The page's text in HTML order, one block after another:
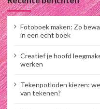
e
n
g
n
Fotoboek maken: Zo
in een echt boek
Creatief je hoofd
werken
Tekenpotloden kiezen:
van tekenen?